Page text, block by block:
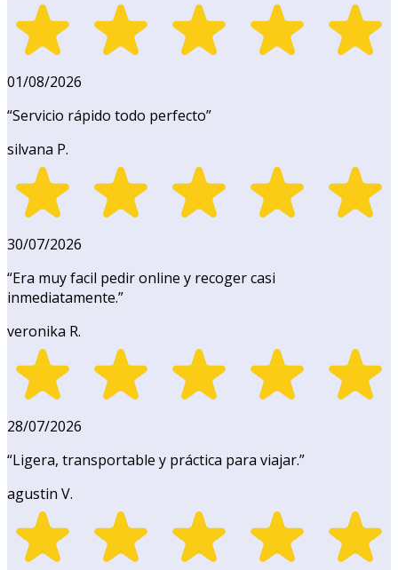
01/08/2026
“Servicio rápido todo perfecto”
silvana P.
30/07/2026
“Era muy facil pedir online y recoger casi
inmediatamente.”
veronika R.
28/07/2026
“Ligera, transportable y práctica para viajar.”
agustin V.